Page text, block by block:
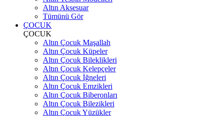
Altın Aksesuar
Tümünü Gör
ÇOCUK
ÇOCUK
Altın Çocuk Maşallah
Altın Çocuk Küpeler
Altın Çocuk Bileklikleri
Altın Çocuk Kelepçeler
Altın Çocuk İğneleri
Altın Çocuk Emzikleri
Altın Çocuk Biberonları
Altın Çocuk Bilezikleri
Altın Çocuk Yüzükler